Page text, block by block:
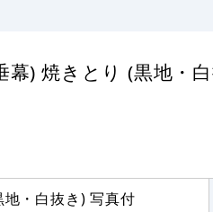
幕) 焼きとり (黒地・
・白抜き) 写真付